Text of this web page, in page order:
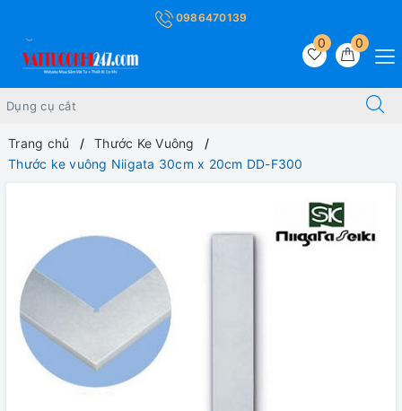
0986470139
0
0
Trang chủ
Thước Ke Vuông
Thước ke vuông Niigata 30cm x 20cm DD-F300